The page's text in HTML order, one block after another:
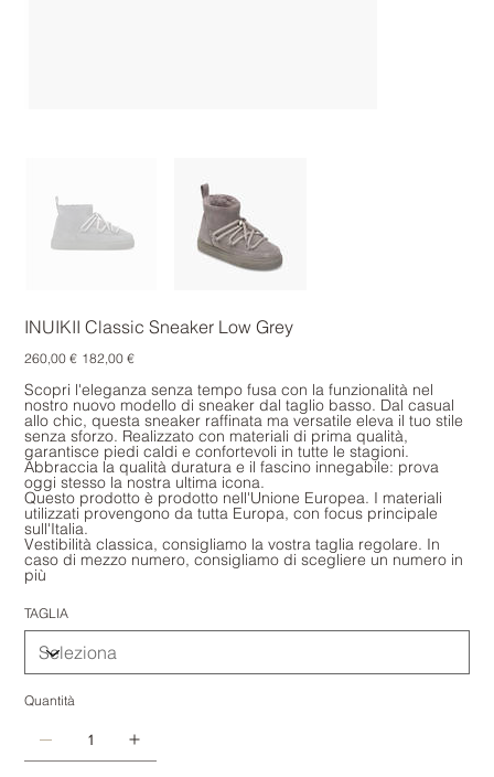
INUIKII Classic Sneaker Low Grey
Prezzo
originale
260,00 € Prezzo
scontato
182,00 €
Scopri l'eleganza senza tempo fusa con la funzionalità nel
nostro nuovo modello di sneaker dal taglio basso. Dal casual
allo chic, questa sneaker raffinata ma versatile eleva il tuo stile
senza sforzo. Realizzato con materiali di prima qualità,
garantisce piedi caldi e confortevoli in tutte le stagioni.
Abbraccia la qualità duratura e il fascino innegabile: prova
oggi stesso la nostra ultima icona.
Questo prodotto è prodotto nell'Unione Europea. I materiali
utilizzati provengono da tutta Europa, con focus principale
sull'Italia.
Vestibilità classica, consigliamo la vostra taglia regolare. In
caso di mezzo numero, consigliamo di scegliere un numero in
più
TAGLIA
Quantità